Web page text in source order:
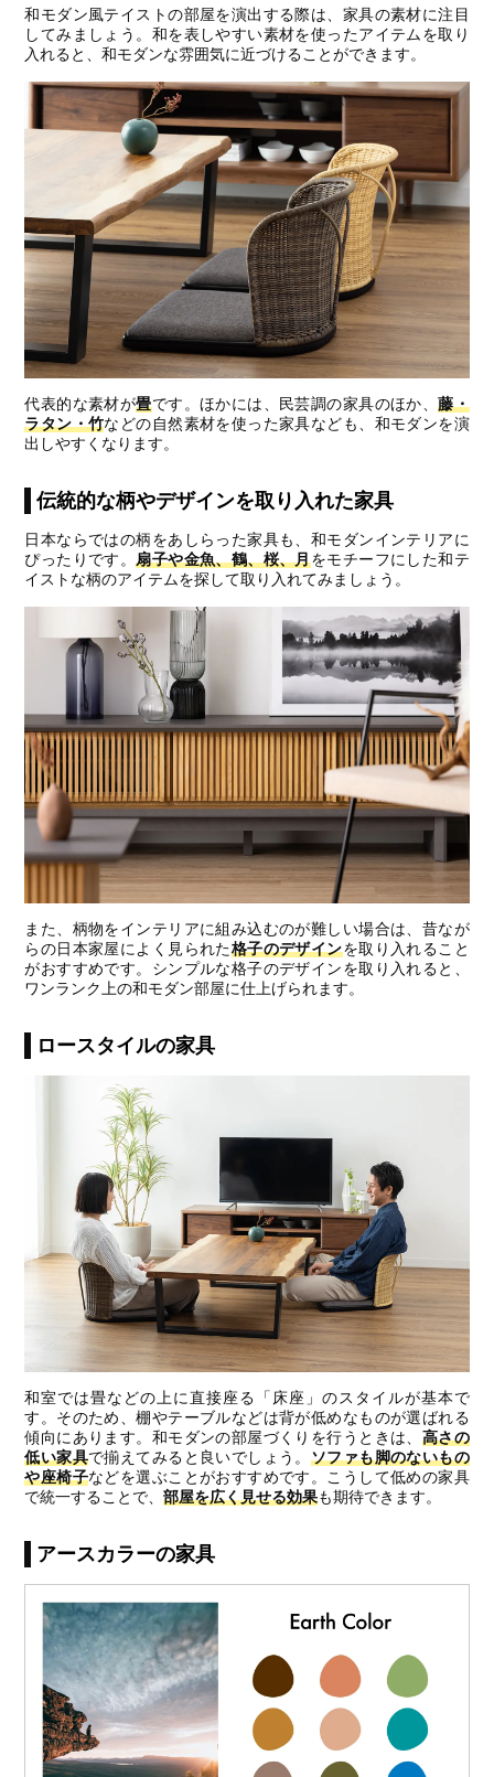
和モダン風テイストの部屋を演出する際は、家具の素材に注目
してみましょう。和を表しやすい素材を使ったアイテムを取り
入れると、和モダンな雰囲気に近づけることができます。
代表的な素材が畳です。ほかには、民芸調の家具のほか、藤・
ラタン・竹などの自然素材を使った家具なども、和モダンを演
出しやすくなります。
伝統的な柄やデザインを取り入れた家具
日本ならではの柄をあしらった家具も、和モダンインテリアに
ぴったりです。扇子や金魚、鶴、桜、月をモチーフにした和テ
イストな柄のアイテムを探して取り入れてみましょう。
また、柄物をインテリアに組み込むのが難しい場合は、昔なが
らの日本家屋によく見られた格子のデザインを取り入れること
がおすすめです。シンプルな格子のデザインを取り入れると、
ワンランク上の和モダン部屋に仕上げられます。
ロースタイルの家具
和室では畳などの上に直接座る「床座」のスタイルが基本で
す。そのため、棚やテーブルなどは背が低めなものが選ばれる
傾向にあります。和モダンの部屋づくりを行うときは、 高さの
低い家具で揃えてみると良いでしょう。 ソファも脚のないもの
や座椅子などを選ぶことがおすすめです。こうして低めの家具
で統一することで、部屋を広く見せる効果も期待できます。
アースカラーの家具